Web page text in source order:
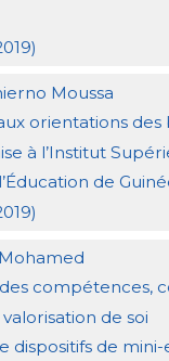
Moussa
orientations
à l’Institut
de
compétences,
de soi
dispositifs de